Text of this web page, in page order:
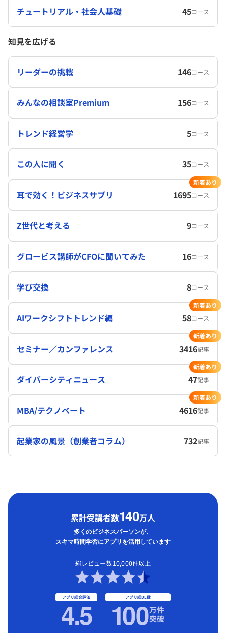
チュートリアル・社会人基礎 45コース
知見を広げる
リーダーの挑戦 146コース
みんなの相談室Premium 156コース
トレンド経営学 5コース
この人に聞く 35コース
耳で効く！ビジネスサプリ 1695コース
新着あり
Z世代と考える 9コース
グロービス講師がCFOに聞いてみた 16コース
学び交換 8コース
AIワークシフトトレンド編 58コース
新着あり
セミナー／カンファレンス 3416記事
新着あり
ダイバーシティニュース 47記事
新着あり
MBA/テクノベート 4616記事
新着あり
起業家の風景（創業者コラム） 732記事
累計受講者数140万人
多くのビジネスパーソンが、
スキマ時間学習にアプリを活用しています
総レビュー数10,000件以上
アプリ総合評価
4.5 アプリ総DL数
100万件
突破